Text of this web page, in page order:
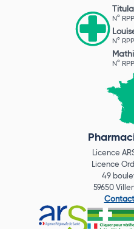
N°
N°
N°
Licence
Licence
49
59650